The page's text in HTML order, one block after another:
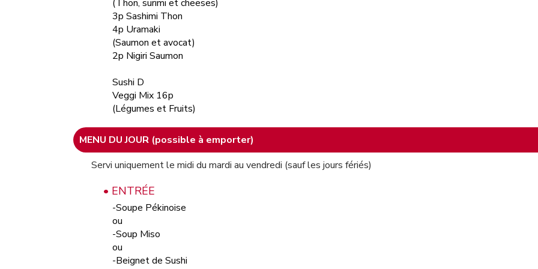
(Thon, surimi et cheeses)
3p Sashimi Thon
4p Uramaki
(Saumon et avocat)
2p Nigiri Saumon
Sushi D
Veggi Mix 16p
(Légumes et Fruits)
MENU DU JOUR (possible à emporter)
Servi uniquement le midi du mardi au vendredi (sauf les jours fériés)
• ENTRÉE
-Soupe Pékinoise
ou
-Soup Miso
ou
-Beignet de Sushi